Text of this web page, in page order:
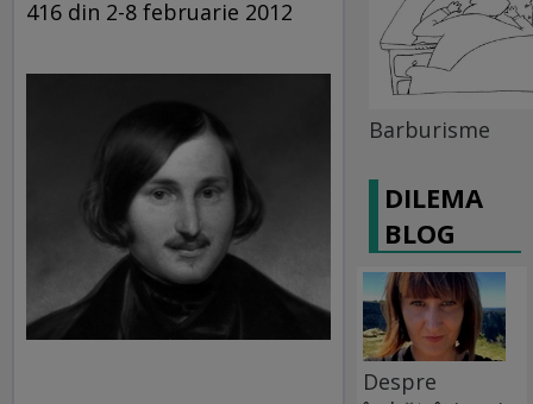
416 din 2-8 februarie 2012
Barburisme
DILEMA
BLOG
Despre